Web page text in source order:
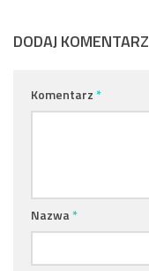
DODAJ KOMENTARZ
Komentarz*
Nazwa*